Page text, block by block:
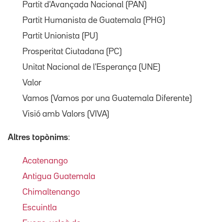
Partit d'Avançada Nacional (PAN)
Partit Humanista de Guatemala (PHG)
Partit Unionista (PU)
Prosperitat Ciutadana (PC)
Unitat Nacional de l'Esperança (UNE)
Valor
Vamos (Vamos por una Guatemala Diferente)
Visió amb Valors (VIVA)
Altres topònims:
Acatenango
Antigua Guatemala
Chimaltenango
Escuintla